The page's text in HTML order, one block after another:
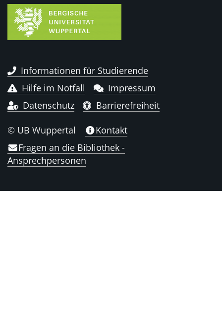
Informationen für Studierende
Hilfe im Notfall
Impressum
Datenschutz
Barrierefreiheit
© UB Wuppertal
Kontakt
Fragen an die Bibliothek -
Ansprechpersonen